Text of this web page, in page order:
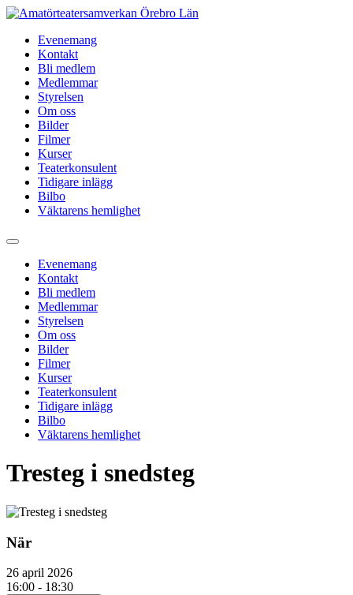
Hoppa
innehållEvenemang
Kontakt
Bli medlem
Medlemmar
Styrelsen
Om oss
Bilder
Filmer
Kurser
Teaterkonsulent
Tidigare inlägg
Bilbo
Väktarens hemlighet
Evenemang
Kontakt
Bli medlem
Medlemmar
Styrelsen
Om oss
Bilder
Filmer
Kurser
Teaterkonsulent
Tidigare inlägg
Bilbo
Väktarens hemlighet
Tresteg i snedsteg
När
26 april 2026
16:00 - 18:30